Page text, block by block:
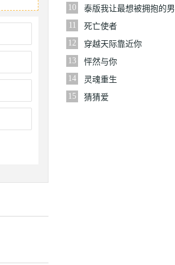
10
泰版我让最想被拥抱的男
人给威胁了
11
死亡使者
12
穿越天际靠近你
13
怦然与你
14
灵魂重生
15
猜猜爱